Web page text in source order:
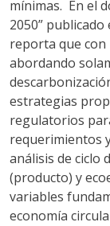
mínimas. En el
2050”
reporta que con
abordando
estrategias
regulatorios
requerimientos
análisis de ciclo
(producto) y
variables
economía